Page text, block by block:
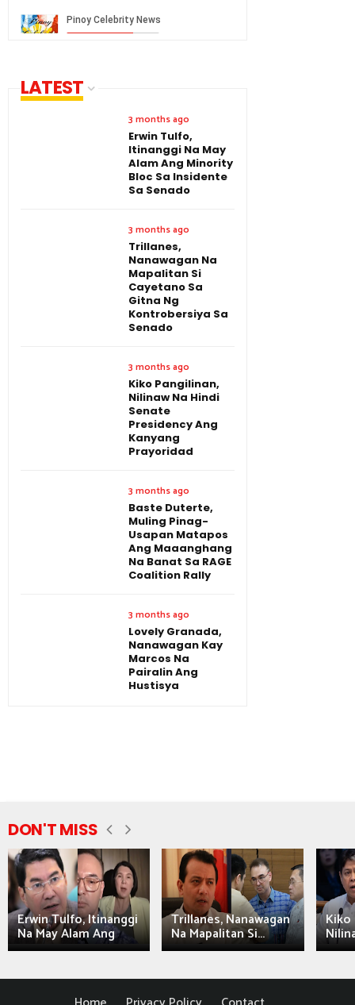
LATEST
3 months ago
Erwin Tulfo,
Itinanggi Na May
Alam Ang Minority
Bloc Sa Insidente
Sa Senado
3 months ago
Trillanes,
Nanawagan Na
Mapalitan Si
Cayetano Sa
Gitna Ng
Kontrobersiya Sa
Senado
3 months ago
Kiko Pangilinan,
Nilinaw Na Hindi
Senate
Presidency Ang
Kanyang
Prayoridad
3 months ago
Baste Duterte,
Muling Pinag-
Usapan Matapos
Ang Maaanghang
Na Banat Sa RAGE
Coalition Rally
3 months ago
Lovely Granada,
Nanawagan Kay
Marcos Na
Pairalin Ang
Hustisya
DON'T MISS
Erwin Tulfo, Itinanggi
Na May Alam Ang
Trillanes, Nanawagan
Na Mapalitan Si...
Kiko